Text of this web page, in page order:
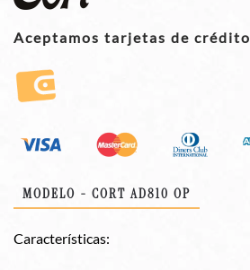
Aceptamos tarjetas de crédito
MODELO - CORT AD810 OP
Características: